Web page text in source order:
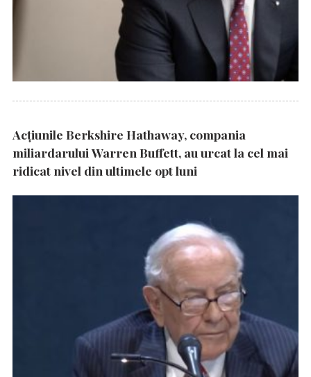
Acțiunile Berkshire Hathaway, compania
miliardarului Warren Buffett, au urcat la cel mai
ridicat nivel din ultimele opt luni